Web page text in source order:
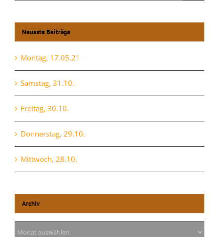
Neueste Beiträge
Montag, 17.05.21
Samstag, 31.10.
Freitag, 30.10.
Donnerstag, 29.10.
Mittwoch, 28.10.
Archiv
Archiv